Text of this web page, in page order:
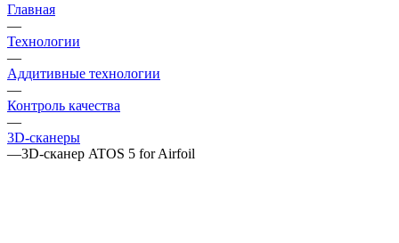
Главная
—
Технологии
—
Аддитивные технологии
—
Контроль качества
—
3D-сканеры
—3D-сканер ATOS 5 for Airfoil